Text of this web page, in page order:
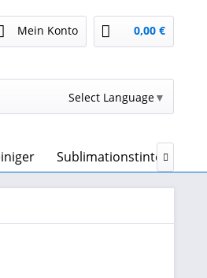
Mein Konto 0,00 €
Select Language▼
Sublimationstinte &
